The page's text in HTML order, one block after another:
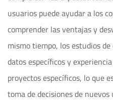
usuarios puede ayudar a los
comprender las ventajas y
mismo tiempo, los estudios
datos específicos y
proyectos específicos, lo que
toma de decisiones de